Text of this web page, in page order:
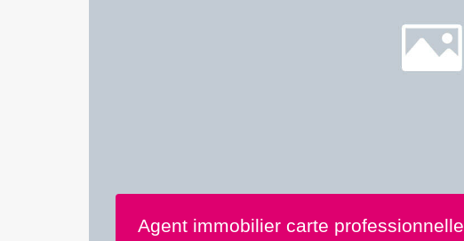
Agent immobilier carte professionnelle